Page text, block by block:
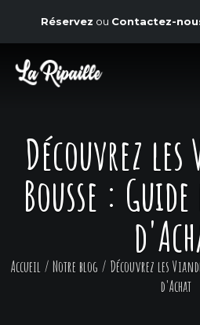
Réservez ou Contactez-
Découvrez les
Bousse :
Accueil / Notre blog / Découvrez les
d'Achat